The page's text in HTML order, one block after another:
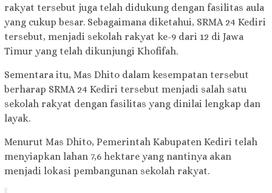
rakyat tersebut juga telah didukung dengan fasilitas aula
yang cukup besar. Sebagaimana diketahui, SRMA 24 Kediri
tersebut, menjadi sekolah rakyat ke-9 dari 12 di Jawa
Timur yang telah dikunjungi Khofifah.
Sementara itu, Mas Dhito dalam kesempatan tersebut
berharap SRMA 24 Kediri tersebut menjadi salah satu
sekolah rakyat dengan fasilitas yang dinilai lengkap dan
layak.
Menurut Mas Dhito, Pemerintah Kabupaten Kediri telah
menyiapkan lahan 7,6 hektare yang nantinya akan
menjadi lokasi pembangunan sekolah rakyat.